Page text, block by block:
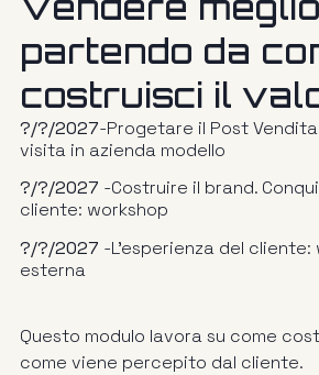
partendo da
costruisci il
?/?/2027-Progetare il Post
visita in azienda modello
?/?/2027 -Costruire il brand.
cliente: workshop
?/?/2027 -L’esperienza del cliente:
esterna
Questo modulo lavora su come
come viene percepito dal cliente.